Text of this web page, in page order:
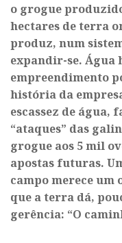
o grogue
hectares de terra
produz, num
expandir-se. Água
empreendimento
história da
escassez de água,
“ataques” das
grogue aos 5 mil
apostas futuras.
campo merece um
que a terra dá,
gerência: “O